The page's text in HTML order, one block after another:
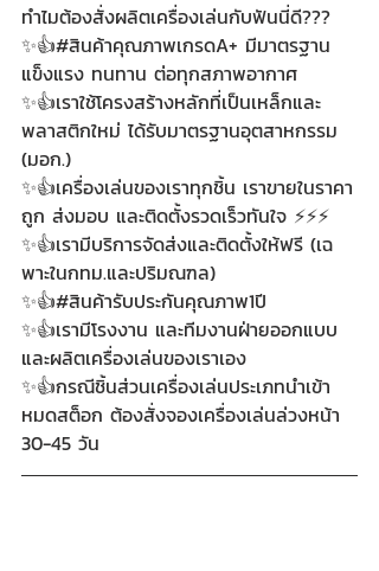
ทำไมต้องสั่งผลิตเครื่องเล่นกับฟันนี่ดี???
✨👍#สินค้าคุณภาพเกรดA+ มีมาตรฐาน
แข็งแรง ทนทาน ต่อทุกสภาพอากาศ
✨👍เราใช้โครงสร้างหลักที่เป็นเหล็กและ
พลาสติกใหม่ ได้รับมาตรฐานอุตสาหกรรม
(มอก.)
✨👍เครื่องเล่นของเราทุกชิ้น เราขายในราคา
ถูก ส่งมอบ และติดตั้งรวดเร็วทันใจ ⚡⚡⚡
✨👍เรามีบริการจัดส่งและติดตั้งให้ฟรี (เฉ
พาะในกทม.และปริมณฑล)
✨👍#สินค้ารับประกันคุณภาพ1ปี
✨👍เรามีโรงงาน และทีมงานฝ่ายออกแบบ
และผลิตเครื่องเล่นของเราเอง
✨👍กรณีชิ้นส่วนเครื่องเล่นประเภทนำเข้า
หมดสต็อก ต้องสั่งจองเครื่องเล่นล่วงหน้า
30-45 วัน